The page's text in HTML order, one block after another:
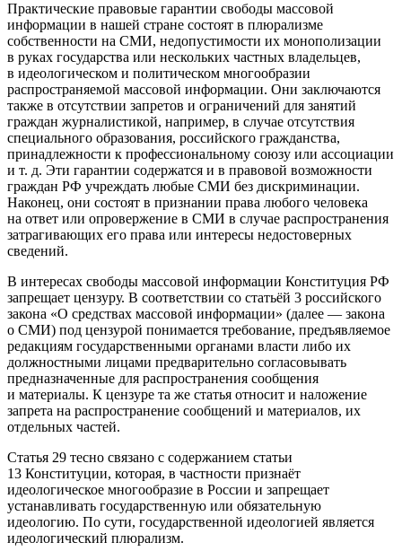
Практические правовые гарантии свободы массовой
информации в нашей стране состоят в плюрализме
собственности на СМИ, недопустимости их монополизации
в руках государства или нескольких частных владельцев,
в идеологическом и политическом многообразии
распространяемой массовой информации. Они заключаются
также в отсутствии запретов и ограничений для занятий
граждан журналистикой, например, в случае отсутствия
специального образования, российского гражданства,
принадлежности к профессиональному союзу или ассоциации
и т. д. Эти гарантии содержатся и в правовой возможности
граждан РФ учреждать любые СМИ без дискриминации.
Наконец, они состоят в признании права любого человека
на ответ или опровержение в СМИ в случае распространения
затрагивающих его права или интересы недостоверных
сведений.
В интересах свободы массовой информации Конституция РФ
запрещает цензуру. В соответствии со статьёй 3 российского
закона «О средствах массовой информации» (далее — закона
о СМИ) под цензурой понимается требование, предъявляемое
редакциям государственными органами власти либо их
должностными лицами предварительно согласовывать
предназначенные для распространения сообщения
и материалы. К цензуре та же статья относит и наложение
запрета на распространение сообщений и материалов, их
отдельных частей.
Статья 29 тесно связано с содержанием статьи
13 Конституции, которая, в частности признаёт
идеологическое многообразие в России и запрещает
устанавливать государственную или обязательную
идеологию. По сути, государственной идеологией является
идеологический плюрализм.